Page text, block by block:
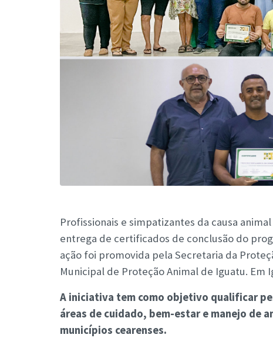
Profissionais e simpatizantes da causa
entrega de certificados de conclusão do
ação foi promovida pela Secretaria da
Municipal de Proteção Animal de Iguatu.
A iniciativa tem como objetivo qualificar
áreas de cuidado, bem-estar e manejo de
municípios cearenses.